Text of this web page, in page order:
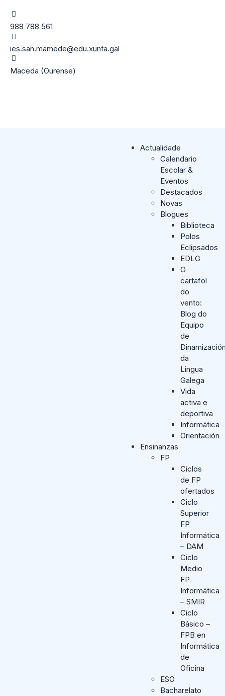
988 788 561
ies.san.mamede@edu.xunta.gal
Maceda (Ourense)
Actualidade
Calendario
Escolar &
Eventos
Destacados
Novas
Blogues
Biblioteca
Polos
Eclipsados
EDLG
O
cartafol
do
vento:
Blog do
Equipo
de
da
Lingua
Galega
Vida
activa e
deportiva
Informática
Orientación
Ensinanzas
FP
Ciclos
de FP
ofertados
Ciclo
Superior
FP
Informática
– DAM
Ciclo
Medio
FP
Informática
– SMIR
Ciclo
Básico –
FPB en
Informática
de
Oficina
ESO
Bacharelato